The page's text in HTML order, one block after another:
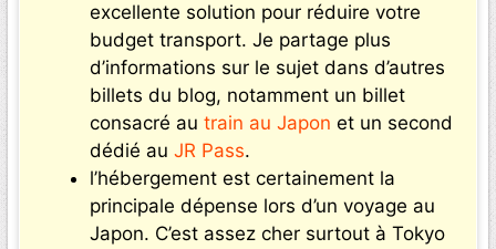
excellente solution pour réduire votre
budget transport. Je partage plus
d’informations sur le sujet dans d’autres
billets du blog, notamment un billet
consacré au train au Japon et un second
dédié au JR Pass.
l’hébergement est certainement la
principale dépense lors d’un voyage au
Japon. C’est assez cher surtout à Tokyo